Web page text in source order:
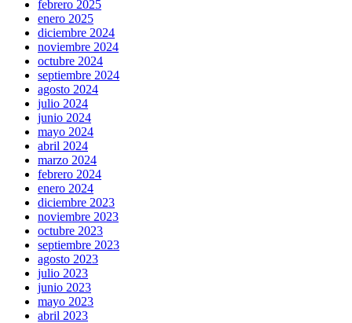
febrero 2025
enero 2025
diciembre 2024
noviembre 2024
octubre 2024
septiembre 2024
agosto 2024
julio 2024
junio 2024
mayo 2024
abril 2024
marzo 2024
febrero 2024
enero 2024
diciembre 2023
noviembre 2023
octubre 2023
septiembre 2023
agosto 2023
julio 2023
junio 2023
mayo 2023
abril 2023